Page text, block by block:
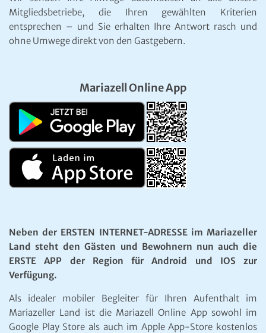
Mitgliedsbetriebe, die Ihren gewählten Kriterien
entsprechen – und Sie erhalten Ihre Antwort rasch und
ohne Umwege direkt von den Gastgebern.
Mariazell Online App
Neben der ERSTEN INTERNET-ADRESSE im Mariazeller
Land steht den Gästen und Bewohnern nun auch die
ERSTE APP der Region für Android und IOS zur
Verfügung.
Als idealer mobiler Begleiter für Ihren Aufenthalt im
Mariazeller Land ist die Mariazell Online App sowohl im
Google Play Store als auch im Apple App-Store kostenlos